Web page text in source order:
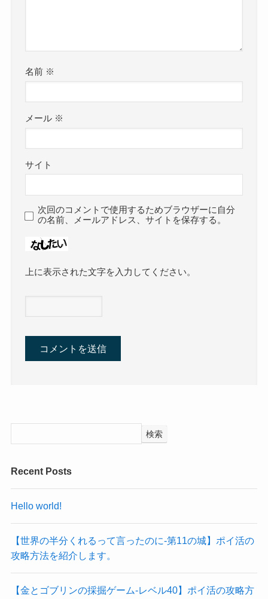
名前 ※
メール ※
サイト
次回のコメントで使用するためブラウザーに自分
の名前、メールアドレス、サイトを保存する。
上に表示された文字を入力してください。
検索
Recent Posts
Hello world!
【世界の半分くれるって言ったのに‐第11の城】ポイ活の
攻略方法を紹介します。
【金とゴブリンの採掘ゲーム-レベル40】ポイ活の攻略方